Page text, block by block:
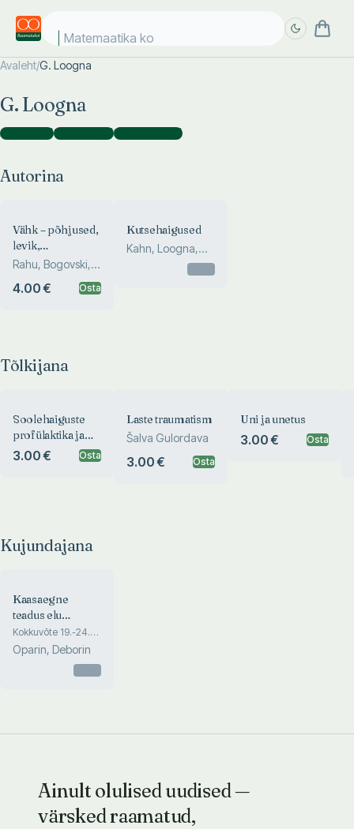
Matemaatika kosm
Avaleht/G. Loogna
G. Loogna
Autorina )Tõlkijana )Kujundajana )
Autorina
Vähk – põhjused,
levik,
profülaktika
Rahu, Bogovski,
4.00 € Osta
Kutsehaigused
Kahn, Loogna,
Tõlkijana
Soolehaiguste
profülaktika ja
ravi
3.00 € Osta
Laste traumatism
Šalva Gulordava
3.00 € Osta
Uni ja unetus
3.00 € Osta
Kujundajana
Kaasaegne
teadus elu
tekkimisest
maakeral
Kokkuvõte 19.-24.
august 1957. a.
Moskvas toimunud
Oparin, Deborin
Ainult olulised uudised —
värsked raamatud,